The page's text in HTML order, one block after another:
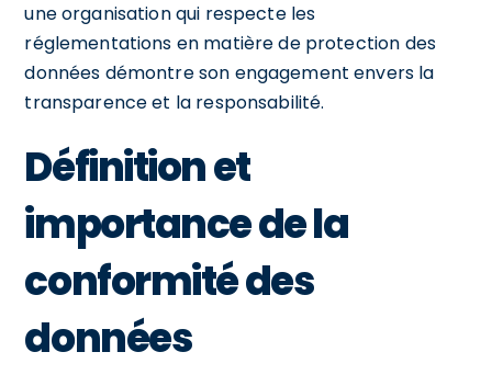
une organisation qui respecte les
réglementations en matière de protection des
données démontre son engagement envers la
transparence et la responsabilité.
Définition et
importance de la
conformité des
données